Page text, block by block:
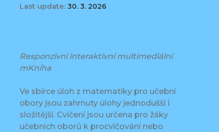
Last update: 30. 3. 2026
Responzivní interaktivní multimediální
mKniha
Ve sbírce úloh z matematiky pro učební
obory jsou zahrnuty úlohy jednodušší i
složitější. Cvičení jsou určena pro žáky
učebních oborů k procvičování nebo